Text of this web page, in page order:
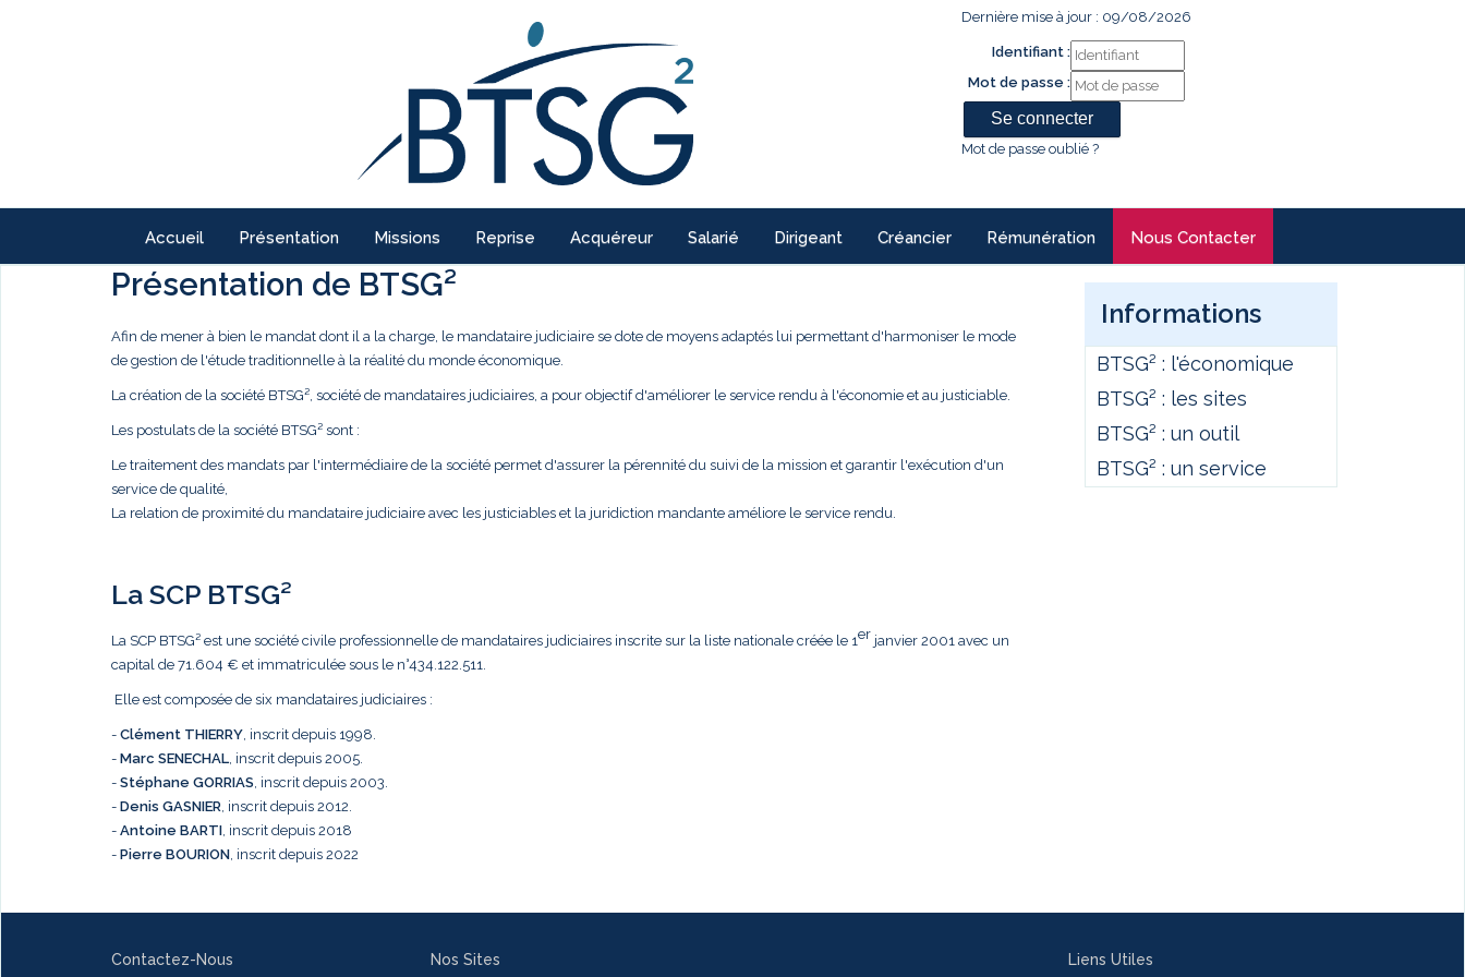
Dernière mise à jour : 09/08/2026
Identifiant :
Mot de passe :
Mot de passe oublié ?
Accueil Présentation Missions Reprise Acquéreur Salarié Dirigeant Créancier Rémunération Nous Contacter
Présentation de BTSG²
Afin de mener à bien le mandat dont il a la charge, le mandataire judiciaire se dote de moyens adaptés lui permettant d'harmoniser le mode
de gestion de l'étude traditionnelle à la réalité du monde économique.
La création de la société BTSG², société de mandataires judiciaires, a pour objectif d'améliorer le service rendu à l'économie et au justiciable.
Les postulats de la société BTSG² sont :
Le traitement des mandats par l'intermédiaire de la société permet d'assurer la pérennité du suivi de la mission et garantir l'exécution d'un
service de qualité,
La relation de proximité du mandataire judiciaire avec les justiciables et la juridiction mandante améliore le service rendu.
La SCP BTSG²
La SCP BTSG² est une société civile professionnelle de mandataires judiciaires inscrite sur la liste nationale créée le 1er janvier 2001 avec un
capital de 71.604 € et immatriculée sous le n°434.122.511.
Elle est composée de six mandataires judiciaires :
- Clément THIERRY, inscrit depuis 1998.
- Marc SENECHAL, inscrit depuis 2005.
- Stéphane GORRIAS, inscrit depuis 2003.
- Denis GASNIER, inscrit depuis 2012.
- Antoine BARTI, inscrit depuis 2018
- Pierre BOURION, inscrit depuis 2022
Informations
BTSG² : l'économique
BTSG² : les sites
BTSG² : un outil
BTSG² : un service
Contactez-Nous Nos Sites Liens Utiles